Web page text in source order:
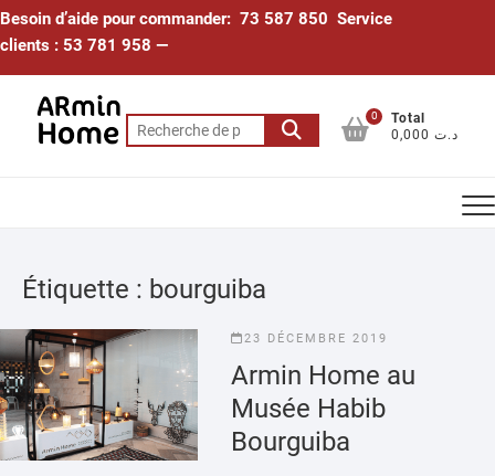
Skip
to
Besoin d’aide pour commander: 73 587 850 Service
clients : 53 781 958 —
Recherche
pour :
0
Total
0,000 د.ت
Étiquette : bourguiba
23 DÉCEMBRE 2019
Armin Home au
Musée Habib
Bourguiba